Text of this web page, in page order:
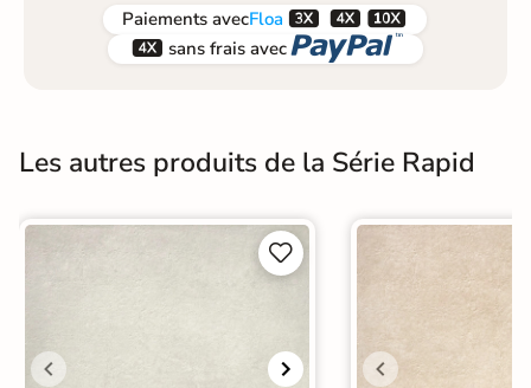
Paiements avecFloa  
 sans frais avec 
Les autres produits de la Série Rapid

